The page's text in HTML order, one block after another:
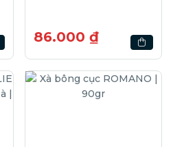
86.000 ₫